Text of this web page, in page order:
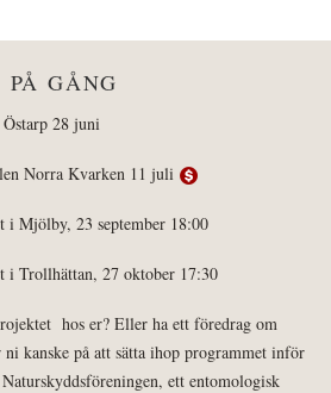
PÅ GÅNG
28 juni
Norra Kvarken 11 juli
Mjölby, 23 september 18:00
i Trollhättan, 27 oktober 17:30
hos er? Eller ha ett föredrag om
kanske på att sätta ihop programmet inför
ett entomologisk